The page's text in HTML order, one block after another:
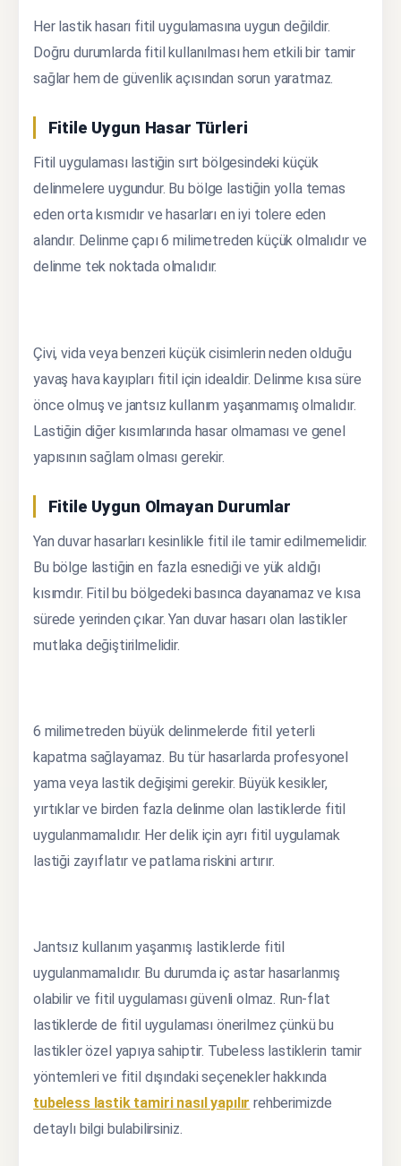
Her lastik hasarı fitil uygulamasına uygun değildir.
Doğru durumlarda fitil kullanılması hem etkili bir tamir
sağlar hem de güvenlik açısından sorun yaratmaz.
Fitile Uygun Hasar Türleri
Fitil uygulaması lastiğin sırt bölgesindeki küçük
delinmelere uygundur. Bu bölge lastiğin yolla temas
eden orta kısmıdır ve hasarları en iyi tolere eden
alandır. Delinme çapı 6 milimetreden küçük olmalıdır ve
delinme tek noktada olmalıdır.
Çivi, vida veya benzeri küçük cisimlerin neden olduğu
yavaş hava kayıpları fitil için idealdir. Delinme kısa süre
önce olmuş ve jantsız kullanım yaşanmamış olmalıdır.
Lastiğin diğer kısımlarında hasar olmaması ve genel
yapısının sağlam olması gerekir.
Fitile Uygun Olmayan Durumlar
Yan duvar hasarları kesinlikle fitil ile tamir edilmemelidir.
Bu bölge lastiğin en fazla esnediği ve yük aldığı
kısımdır. Fitil bu bölgedeki basınca dayanamaz ve kısa
sürede yerinden çıkar. Yan duvar hasarı olan lastikler
mutlaka değiştirilmelidir.
6 milimetreden büyük delinmelerde fitil yeterli
kapatma sağlayamaz. Bu tür hasarlarda profesyonel
yama veya lastik değişimi gerekir. Büyük kesikler,
yırtıklar ve birden fazla delinme olan lastiklerde fitil
uygulanmamalıdır. Her delik için ayrı fitil uygulamak
lastiği zayıflatır ve patlama riskini artırır.
Jantsız kullanım yaşanmış lastiklerde fitil
uygulanmamalıdır. Bu durumda iç astar hasarlanmış
olabilir ve fitil uygulaması güvenli olmaz. Run-flat
lastiklerde de fitil uygulaması önerilmez çünkü bu
lastikler özel yapıya sahiptir. Tubeless lastiklerin tamir
yöntemleri ve fitil dışındaki seçenekler hakkında
tubeless lastik tamiri nasıl yapılır rehberimizde
detaylı bilgi bulabilirsiniz.